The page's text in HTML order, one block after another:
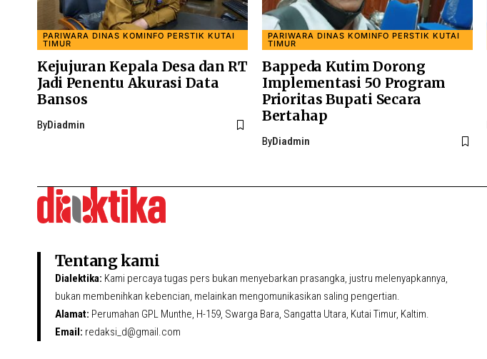
PARIWARA DINAS KOMINFO PERSTIK KUTAI
TIMUR
Kejujuran Kepala Desa dan RT
Jadi Penentu Akurasi Data
Bansos
ByDiadmin
PARIWARA DINAS KOMINFO PERSTIK KUTAI
TIMUR
Bappeda Kutim Dorong
Implementasi 50 Program
Prioritas Bupati Secara
Bertahap
ByDiadmin
Tentang kami
Dialektika: Kami percaya tugas pers bukan menyebarkan prasangka, justru melenyapkannya,
bukan membenihkan kebencian, melainkan mengomunikasikan saling pengertian.
Alamat: Perumahan GPL Munthe, H-159, Swarga Bara, Sangatta Utara, Kutai Timur, Kaltim.
Email: redaksi_d@gmail.com